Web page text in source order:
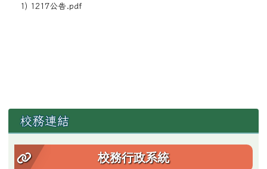
1) 1217公告.pdf
左邊區域內容
校務連結
校務行政系統